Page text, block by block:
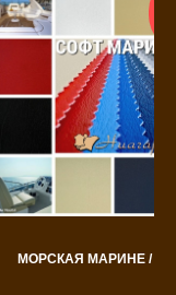
МОРСКАЯ МАРИНЕ /